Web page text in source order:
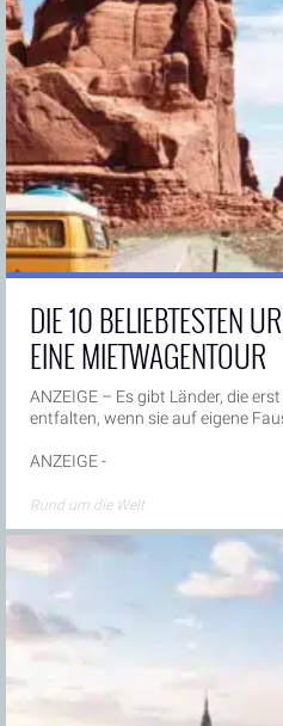
DIE 10 BELIEBTESTEN
EINE MIETWAGENTOUR
ANZEIGE – Es gibt Länder, die
entfalten, wenn sie auf eigene
ANZEIGE -
Rund um die Welt